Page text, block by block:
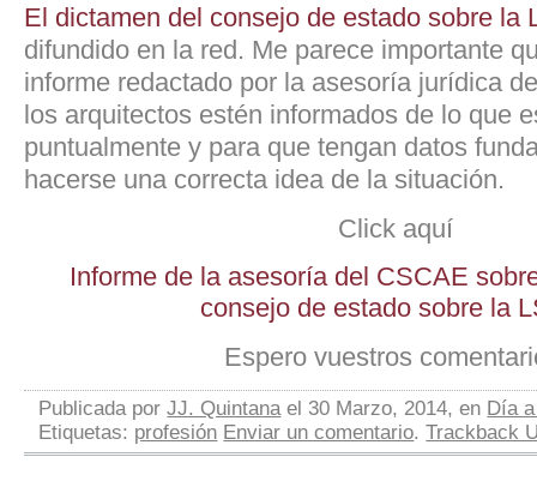
El dictamen del consejo de estado sobre la
difundido en la red. Me parece importante
informe redactado por la asesoría jurídica
los arquitectos estén informados de lo que
puntualmente y para que tengan datos
hacerse una correcta idea de la situación.
Click aquí
Informe de la asesoría del CSCAE
consejo de estado sobre la
Espero vuestros
Publicada porJJ. Quintanael 30 Marzo, 2014, en Día
Etiquetas: profesión Enviar un comentario.Trackback